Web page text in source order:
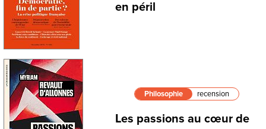
en péril
Philosophie recension
Les passions au cœur de